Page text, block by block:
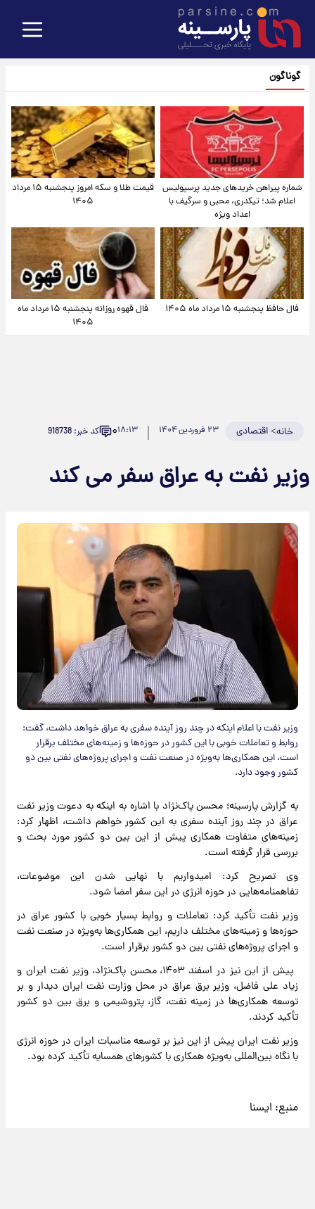
گوناگون
شماره پیراهن خریدهای جدید پرسپولیس
اعلام شد؛ تیکدری، محبی و سرگیف با
اعداد ویژه
قیمت طلا و سکه امروز پنجشنبه ۱۵ مرداد
۱۴۰۵
فال حافظ پنجشنبه ۱۵ مرداد ماه ۱۴۰۵
فال قهوه روزانه پنجشنبه ۱۵ مرداد ماه
۱۴۰۵
خانه>اقتصادی ۲۳ فروردین ۱۴۰۴ ۱۸:۱۳۰ کد خبر: 918738
وزیر نفت به عراق سفر می کند
وزیر نفت با اعلام اینکه در چند روز آینده سفری به عراق خواهد داشت، گفت:
روابط و تعاملات خوبی با این کشور در حوزه‌ها و زمینه‌های مختلف برقرار
است، این همکاری‌ها به‌ویژه در صنعت نفت و اجرای پروژه‌های نفتی بین دو
کشور وجود دارد.
به گزارش پارسینه؛ محسن پاک‌نژاد با اشاره به اینکه به دعوت وزیر نفت
عراق در چند روز آینده سفری به این کشور خواهم داشت، اظهار کرد:
زمینه‌های متفاوت همکاری پیش از این بین دو کشور مورد بحث و
بررسی قرار گرفته است.
وی تصریح کرد: امیدواریم با نهایی‌ شدن این موضوعات،
تفاهمنامه‌هایی در حوزه انرژی در این سفر امضا شود.
وزیر نفت تأکید کرد: تعاملات و روابط بسیار خوبی با کشور عراق در
حوزه‌ها و زمینه‌های مختلف داریم، این همکاری‌ها به‌ویژه در صنعت نفت
و اجرای پروژه‌های نفتی بین دو کشور برقرار است.
پیش از این نیز در اسفند ۱۴۰۳، محسن پاک‌نژاد، وزیر نفت ایران و
زیاد علی‌ فاضل، وزیر برق عراق در محل وزارت نفت ایران دیدار و بر
توسعه همکاری‌ها در زمینه نفت، گاز، پتروشیمی و برق بین دو کشور
تأکید کردند.
وزیر نفت ایران پیش از این نیز بر توسعه مناسبات ایران در حوزه انرژی
با نگاه بین‌المللی به‌ویژه همکاری با کشورهای همسایه تأکید کرده بود.
منبع: ایسنا